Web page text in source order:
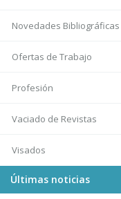
Novedades Bibliográficas
Ofertas de Trabajo
Profesión
Vaciado de Revistas
Visados
Últimas noticias